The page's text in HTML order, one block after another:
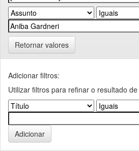
Retornar valores
Adicionar filtros:
Utilizar filtros para refinar o resultado